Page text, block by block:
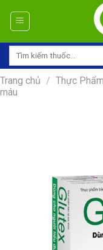
Tìm
Trang chủ / Thực
máu